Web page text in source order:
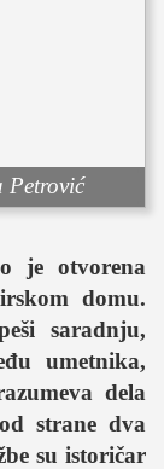
Petrović
je otvorena
domu.
saradnju,
umetnika,
dela
strane dva
su istoričar